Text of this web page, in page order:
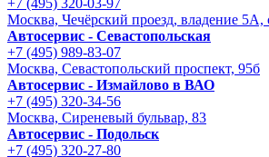
Москва, Чечёрский проезд, владение 5А,
Автосервис - Cевастопольская
+7 (495) 989-83-07
Москва, Севастопольский проспект, 95б
Автосервис - Измайлово в ВАО
+7 (495) 320-34-56
Москва, Сиреневый бульвар, 83
Автосервис - Подольск
+7 (495) 320-27-80